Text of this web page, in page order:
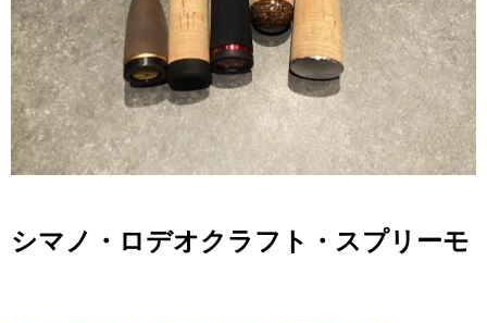
シマノ・ロデオクラフト・スプリーモ